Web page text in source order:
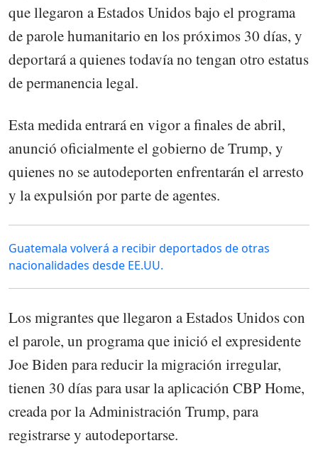
que llegaron a Estados Unidos bajo el programa
de parole humanitario en los próximos 30 días, y
deportará a quienes todavía no tengan otro estatus
de permanencia legal.
Esta medida entrará en vigor a finales de abril,
anunció oficialmente el gobierno de Trump, y
quienes no se autodeporten enfrentarán el arresto
y la expulsión por parte de agentes.
Guatemala volverá a recibir deportados de otras
nacionalidades desde EE.UU.
Los migrantes que llegaron a Estados Unidos con
el parole, un programa que inició el expresidente
Joe Biden para reducir la migración irregular,
tienen 30 días para usar la aplicación CBP Home,
creada por la Administración Trump, para
registrarse y autodeportarse.